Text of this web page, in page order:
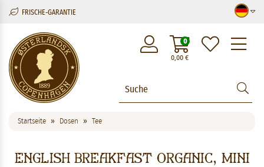
FRISCHE-GARANTIE
0,00€
0
Startseite Dosen Tee
English Breakfast Organic, mini